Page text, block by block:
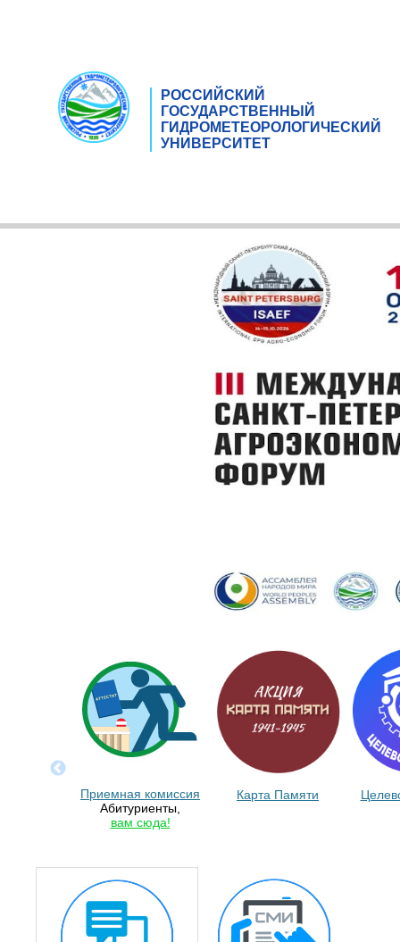
РОССИЙСКИЙ
ГОСУДАРСТВЕННЫЙ
ГИДРОМЕТЕОРОЛОГИЧЕСКИЙ
УНИВЕРСИТЕТ
Приемная комиссия
Абитуриенты,
вам сюда!
Карта Памяти